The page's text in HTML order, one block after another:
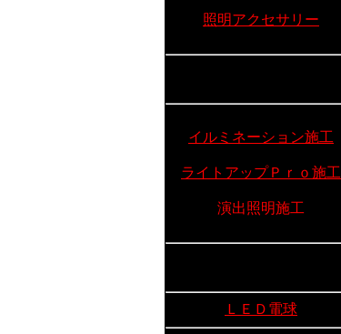
照明アクセサリー
イルミネーション施工
ライトアップＰｒｏ施工
演出照明施工
ＬＥＤ電球